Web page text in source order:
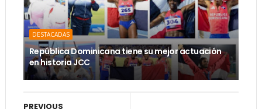
DESTACADAS
República Dominicana tiene su mejor actuación
en historia JCC
PREVIOUS